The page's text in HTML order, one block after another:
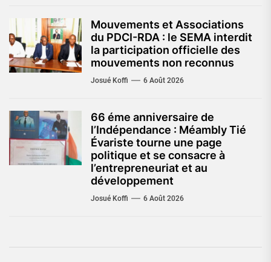
Mouvements et Associations
du PDCI-RDA : le SEMA interdit
la participation officielle des
mouvements non reconnus
Josué Koffi 6 Août 2026
66 éme anniversaire de
l’Indépendance : Méambly Tié
Évariste tourne une page
politique et se consacre à
l’entrepreneuriat et au
développement
Josué Koffi 6 Août 2026